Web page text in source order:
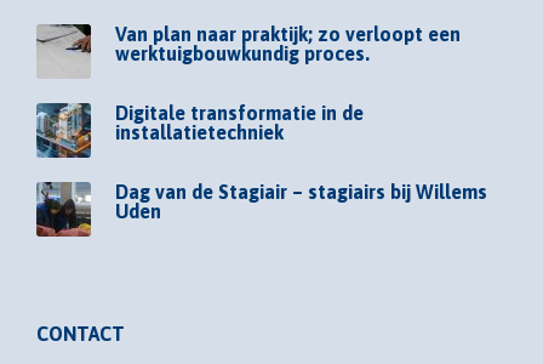
Van plan naar praktijk; zo verloopt een
werktuigbouwkundig proces.
Digitale transformatie in de
installatietechniek
Dag van de Stagiair – stagiairs bij Willems
Uden
CONTACT